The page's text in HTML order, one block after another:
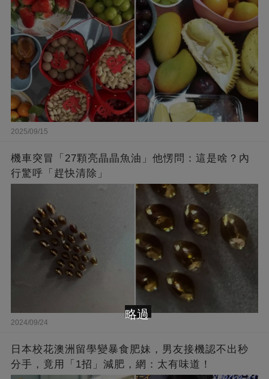
2025/09/15
機車突冒「27顆亮晶晶魚油」他愣問：這是啥？內
行驚呼「趕快清除」
2024/09/24
日本校花澳洲留學變暴食肥妹，男友接機認不出秒
分手，竟用「1招」減肥，網：太有味道！
略過